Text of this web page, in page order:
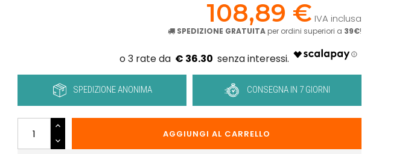
108,89 € IVA inclusa
SPEDIZIONE GRATUITA per ordini superiori a 39€!
€ 36.30
SPEDIZIONE ANONIMA CONSEGNA IN 7 GIORNI
AGGIUNGI AL CARRELLO